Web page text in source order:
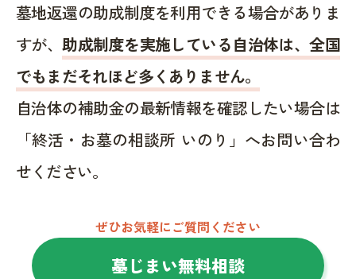
墓地返還の助成制度を利用できる場合がありま
すが、助成制度を実施している自治体は、全国
でもまだそれほど多くありません。
自治体の補助金の最新情報を確認したい場合は
「終活・お墓の相談所 いのり」へお問い合わ
せください。
ぜひお気軽にご質問ください
墓じまい無料相談